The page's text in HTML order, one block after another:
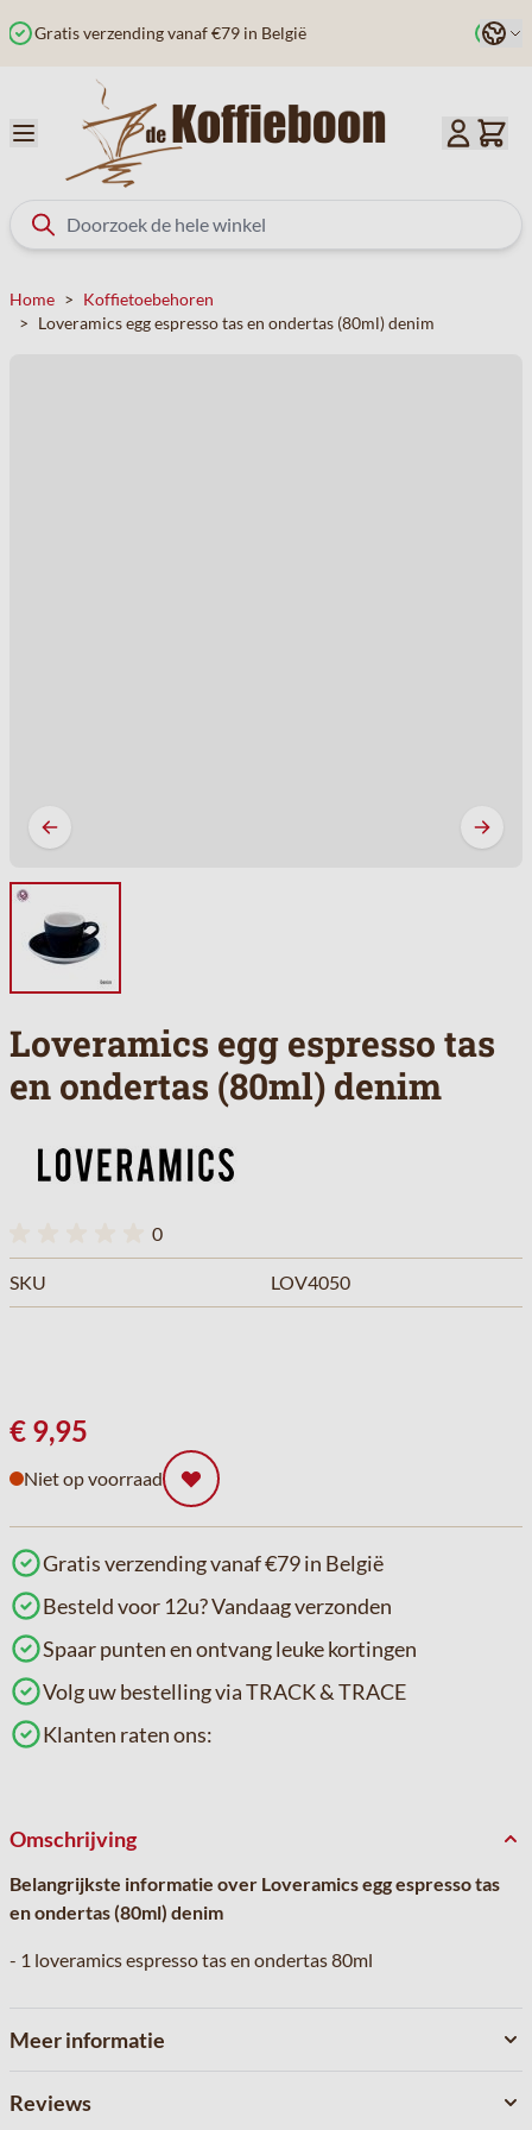
Besteld voor 12u? Vandaag verzonden Taal
Home > Koffietoebehoren
> Loveramics egg espresso tas en ondertas (80ml) denim
Loveramics egg espresso tas
en ondertas (80ml) denim
0
SKU LOV4050
€ 9,95
Niet op voorraad
Gratis verzending vanaf €79 in België
Besteld voor 12u? Vandaag verzonden
Spaar punten en ontvang leuke kortingen
Volg uw bestelling via TRACK & TRACE
Klanten raten ons:
Omschrijving
Belangrijkste informatie over Loveramics egg espresso tas
en ondertas (80ml) denim
- 1 loveramics espresso tas en ondertas 80ml
Meer informatie
Reviews